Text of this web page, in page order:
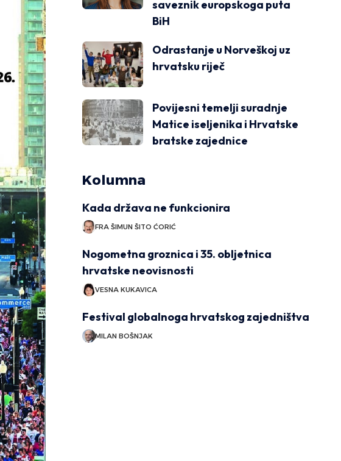
saveznik europskoga puta
BiH
Odrastanje u Norveškoj uz
hrvatsku riječ
Povijesni temelji suradnje
Matice iseljenika i Hrvatske
bratske zajednice
Kolumna
Kada država ne funkcionira
FRA ŠIMUN ŠITO ĆORIĆ
Nogometna groznica i 35. obljetnica
hrvatske neovisnosti
VESNA KUKAVICA
Festival globalnoga hrvatskog zajedništva
MILAN BOŠNJAK